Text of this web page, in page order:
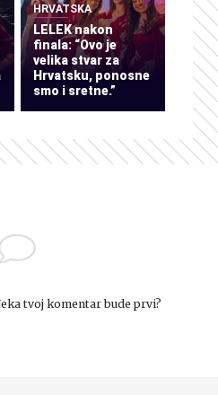
HRVATSKA
LELEK nakon
finala: “Ovo je
velika stvar za
Hrvatsku, ponosne
smo i sretne.”
tvoj komentar bude prvi?